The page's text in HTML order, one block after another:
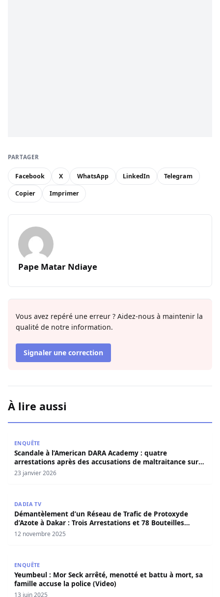
PARTAGER
Facebook X WhatsApp LinkedIn Telegram
Copier Imprimer
Pape Matar Ndiaye
Vous avez repéré une erreur ? Aidez-nous à maintenir la
qualité de notre information.
Signaler une correction
À lire aussi
ENQUÊTE
Scandale à l’American DARA Academy : quatre
arrestations après des accusations de maltraitance sur
des mineurs américains au Sénégal
23 janvier 2026
DADIA TV
Démantèlement d’un Réseau de Trafic de Protoxyde
d’Azote à Dakar : Trois Arrestations et 78 Bouteilles
Saisies
12 novembre 2025
ENQUÊTE
Yeumbeul : Mor Seck arrêté, menotté et battu à mort, sa
famille accuse la police (Video)
13 juin 2025